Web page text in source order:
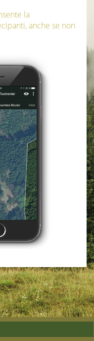
la
anche se non